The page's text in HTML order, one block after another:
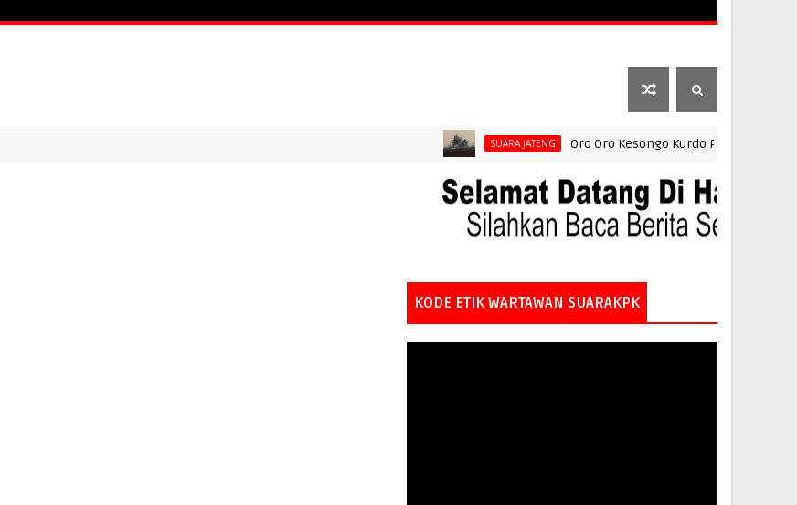
SUARA JATENG Oro Oro Kesongo Kurdo Pagi ini Setinggi 15
KODE ETIK WARTAWAN SUARAKPK